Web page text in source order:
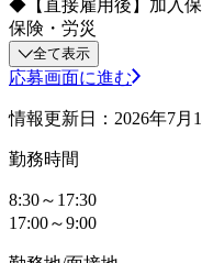
◆【直接雇用後】加入
保険・労災
全て表示
応募画面に進む
情報更新日：2026年7月
勤務時間
8:30～17:30
17:00～9:00